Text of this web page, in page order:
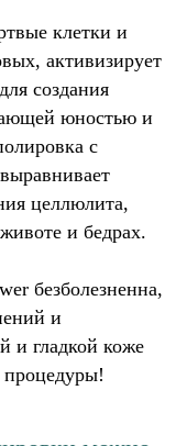
клетки и
активизирует
создания
юностью и
с
целлюлита,
и бедрах.
безболезненна,
и
и гладкой коже
процедуры!